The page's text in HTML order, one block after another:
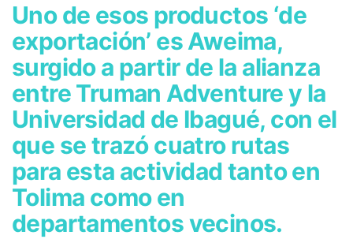
Uno de esos productos ‘de
exportación’ es Aweima,
surgido a partir de la alianza
entre Truman Adventure y la
Universidad de Ibagué, con el
que se trazó cuatro rutas
para esta actividad tanto en
Tolima como en
departamentos vecinos.